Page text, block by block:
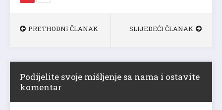
PRETHODNI ČLANAK SLIJEDEĆI ČLANAK
Podijelite svoje mišljenje sa nama i ostavite
komentar